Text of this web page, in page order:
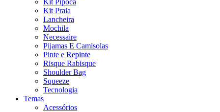
Kit Pipoca
Kit Praia
Lancheira
Mochila
Necessaire
Pijamas E Camisolas
Pinte e Repinte
Risque Rabisque
Shoulder Bag
Squeeze
Tecnologia
Temas
Acessórios